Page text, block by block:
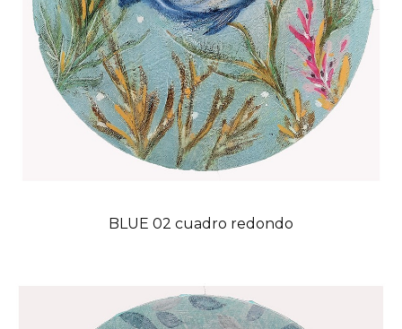
BLUE 02 cuadro redondo